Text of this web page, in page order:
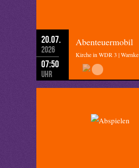
20.07.
2026
07:50
Uhr
Abenteuermobil
Kirche in WDR 3 | Warnke